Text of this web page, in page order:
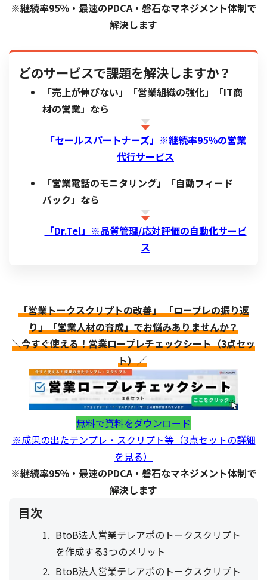
※継続率95％・最速のPDCA・磐石なマネジメント体制で
解決します
どのサービスで課題を解決しますか？
「売上が伸びない」「営業組織の強化」「IT商
材の営業」なら
「セールスパートナーズ」※継続率95％の営業
代行サービス
「営業電話のモニタリング」「自動フィード
バック」なら
「Dr.Tel」※品質管理/応対評価の自動化サービ
ス
「営業トークスクリプトの改善」 「ロープレの振り返
り」「営業人材の育成」でお悩みありませんか？
＼今すぐ使える！営業ロープレチェックシート（3点セッ
ト）／
無料で資料をダウンロード
※成果の出たテンプレ・スクリプト等（3点セットの詳細
を見る）
※継続率95％・最速のPDCA・磐石なマネジメント体制で
解決します
目次
BtoB法人営業テレアポのトークスクリプト
を作成する3つのメリット
BtoB法人営業テレアポのトークスクリプト